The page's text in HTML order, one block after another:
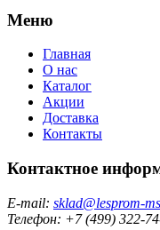
Меню
Главная
О нас
Каталог
Акции
Доставка
Контакты
Контактное
E-mail: sklad@lesprom-
Телефон: +7 (499) 322-